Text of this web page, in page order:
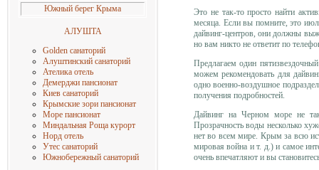
Южный берег Крыма
АЛУШТА
Golden санаторий
Алуштинский санаторий
Ателика отель
Демерджи пансионат
Киев санаторий
Крымские зори пансионат
Море пансионат
Миндальная Роща курорт
Норд отель
Утес санаторий
Южнобережный санаторий
Это не так-то просто найти
месяца. Если вы помните, это
дайвинг-центров, они должны
но вам никто не ответит по
Предлагаем один
можем рекомендовать для
одно военно-воздушное
получения подробностей.
Дайвинг на Черном море не
Прозрачность воды несколько
нет во всем мире. Крым за всю
мировая война и т. д.) и самое
очень впечатляют и вы